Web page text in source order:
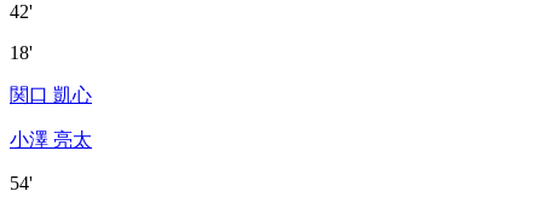
42'
18'
関口 凱心
小澤 亮太
54'